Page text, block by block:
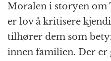
Moralen i storyen om
er lov å kritisere
tilhører dem som
innen familien. Der er